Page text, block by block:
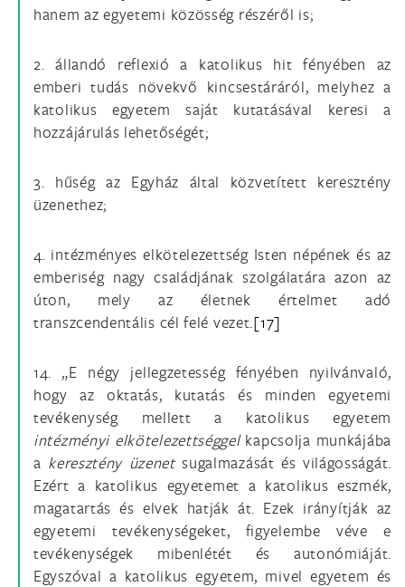
hanem az egyetemi közösség részéről is;
2. állandó reflexió a katolikus hit fényében az
emberi tudás növekvő kincsestáráról, melyhez a
katolikus egyetem saját kutatásával keresi a
hozzájárulás lehetőségét;
3. hűség az Egyház által közvetített keresztény
üzenethez;
4. intézményes elkötelezettség Isten népének és az
emberiség nagy családjának szolgálatára azon az
úton, mely az életnek értelmet adó
transzcendentális cél felé vezet.[17]
14. „E négy jellegzetesség fényében nyilvánvaló,
hogy az oktatás, kutatás és minden egyetemi
tevékenység mellett a katolikus egyetem
intézményi elkötelezettséggelkapcsolja munkájába
a keresztény üzenetsugalmazását és világosságát.
Ezért a katolikus egyetemet a katolikus eszmék,
magatartás és elvek hatják át. Ezek irányítják az
egyetemi tevékenységeket, figyelembe véve e
tevékenységek mibenlétét és autonómiáját.
Egyszóval a katolikus egyetem, mivel egyetem és